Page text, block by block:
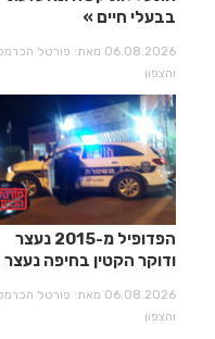
בבעלי חיים
06.08.2026 מאת: פורטל הכרמל
והצפון
הפדופיל מ-2015 נעצר
ודוקר הקטין בחיפה נעצר
06.08.2026 מאת: פורטל הכרמל
והצפון